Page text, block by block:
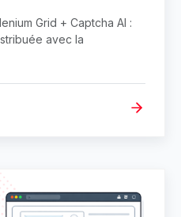
Grid + Captcha AI :
avec la